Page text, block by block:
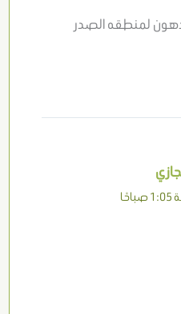
لمنطقه الصدر